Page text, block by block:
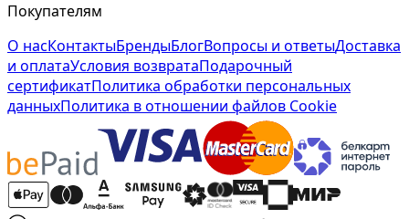
Покупателям
О насКонтактыБрендыБлогВопросы и ответыДоставка
и оплатаУсловия возвратаПодарочный
сертификатПолитика обработки персональных
данныхПолитика в отношении файлов Cookie